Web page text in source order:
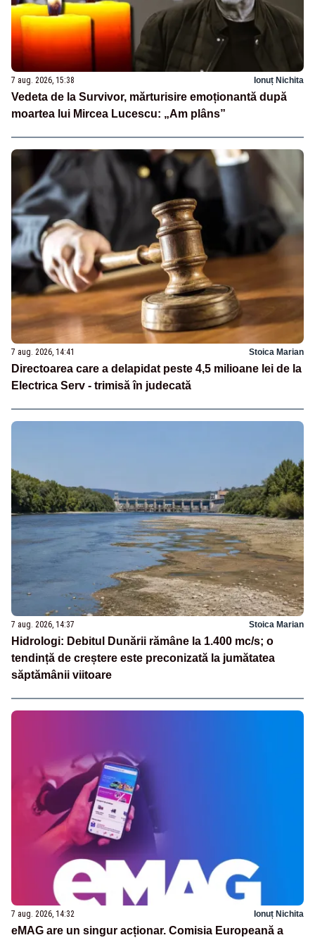
7 aug. 2026, 15:38 Ionuț Nichita
Vedeta de la Survivor, mărturisire emoționantă după
moartea lui Mircea Lucescu: „Am plâns”
7 aug. 2026, 14:41 Stoica Marian
Directoarea care a delapidat peste 4,5 milioane lei de la
Electrica Serv - trimisă în judecată
7 aug. 2026, 14:37 Stoica Marian
Hidrologi: Debitul Dunării rămâne la 1.400 mc/s; o
tendință de creștere este preconizată la jumătatea
săptămânii viitoare
7 aug. 2026, 14:32 Ionuț Nichita
eMAG are un singur acționar. Comisia Europeană a